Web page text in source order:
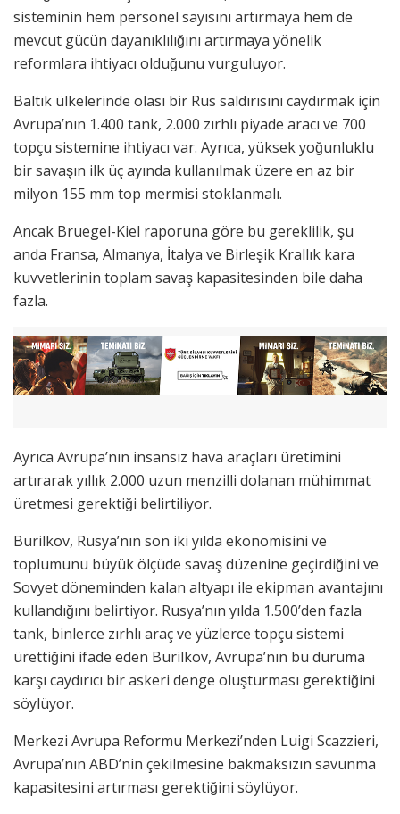
sisteminin hem personel sayısını artırmaya hem de
mevcut gücün dayanıklılığını artırmaya yönelik
reformlara ihtiyacı olduğunu vurguluyor.
Baltık ülkelerinde olası bir Rus saldırısını caydırmak için
Avrupa’nın 1.400 tank, 2.000 zırhlı piyade aracı ve 700
topçu sistemine ihtiyacı var. Ayrıca, yüksek yoğunluklu
bir savaşın ilk üç ayında kullanılmak üzere en az bir
milyon 155 mm top mermisi stoklanmalı.
Ancak Bruegel-Kiel raporuna göre bu gereklilik, şu
anda Fransa, Almanya, İtalya ve Birleşik Krallık kara
kuvvetlerinin toplam savaş kapasitesinden bile daha
fazla.
Ayrıca Avrupa’nın insansız hava araçları üretimini
artırarak yıllık 2.000 uzun menzilli dolanan mühimmat
üretmesi gerektiği belirtiliyor.
Burilkov, Rusya’nın son iki yılda ekonomisini ve
toplumunu büyük ölçüde savaş düzenine geçirdiğini ve
Sovyet döneminden kalan altyapı ile ekipman avantajını
kullandığını belirtiyor. Rusya’nın yılda 1.500’den fazla
tank, binlerce zırhlı araç ve yüzlerce topçu sistemi
ürettiğini ifade eden Burilkov, Avrupa’nın bu duruma
karşı caydırıcı bir askeri denge oluşturması gerektiğini
söylüyor.
Merkezi Avrupa Reformu Merkezi’nden Luigi Scazzieri,
Avrupa’nın ABD’nin çekilmesine bakmaksızın savunma
kapasitesini artırması gerektiğini söylüyor.